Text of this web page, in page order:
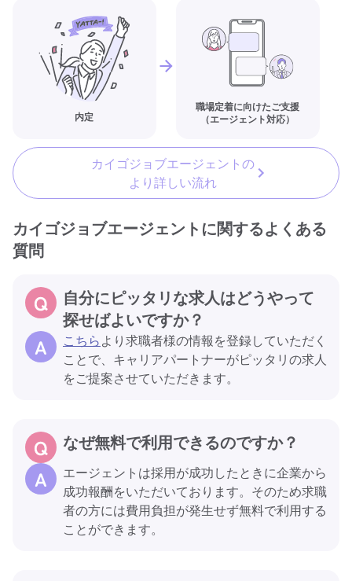
内定
職場定着に向けたご支援
（エージェント対応）
カイゴジョブエージェントの
より詳しい流れ
カイゴジョブエージェントに関するよくある
質問
自分にピッタリな求人はどうやって
探せばよいですか？
こちらより求職者様の情報を登録していただく
ことで、キャリアパートナーがピッタリの求人
をご提案させていただきます。
なぜ無料で利用できるのですか？
エージェントは採用が成功したときに企業から
成功報酬をいただいております。そのため求職
者の方には費用負担が発生せず無料で利用する
ことができます。